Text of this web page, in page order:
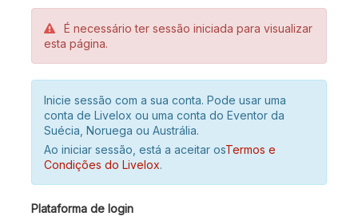
É necessário ter sessão iniciada para visualizar
esta página.
Inicie sessão com a sua conta. Pode usar uma
conta de Livelox ou uma conta do Eventor da
Suécia, Noruega ou Austrália.
Ao iniciar sessão, está a aceitar osTermos e
Condições do Livelox.
Plataforma de login